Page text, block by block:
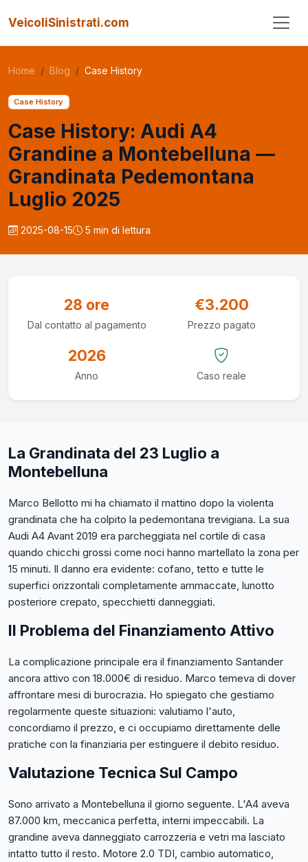
VeicoliSinistrati.com
Home Blog Case History
Case History
Case History: Audi A4
Grandine a Montebelluna —
Grandinata Pedemontana
Luglio 2025
2025-08-15 5 min di lettura
28 ore
Dal contatto al pagamento
€3.200
Prezzo pagato
2026
Anno Caso reale
La Grandinata del 23 Luglio a
Montebelluna
Marco Bellotto mi ha chiamato il mattino dopo la violenta
grandinata che ha colpito la pedemontana trevigiana. La sua
Audi A4 Avant 2019 era parcheggiata nel cortile di casa
quando chicchi grossi come noci hanno martellato la zona per
15 minuti. Il danno era evidente: cofano, tetto e tutte le
superfici orizzontali completamente ammaccate, lunotto
posteriore crepato, specchietti danneggiati.
Il Problema del Finanziamento Attivo
La complicazione principale era il finanziamento Santander
ancora attivo con 18.000€ di residuo. Marco temeva di dover
affrontare mesi di burocrazia. Ho spiegato che gestiamo
regolarmente queste situazioni: valutiamo l'auto,
concordiamo il prezzo, e ci occupiamo direttamente delle
pratiche con la finanziaria per estinguere il debito residuo.
Valutazione Tecnica Sul Campo
Sono arrivato a Montebelluna il giorno seguente. L'A4 aveva
87.000 km, meccanica perfetta, interni impeccabili. La
grandine aveva danneggiato carrozzeria e vetri ma lasciato
intatto tutto il resto. Motore 2.0 TDI, cambio automatico,